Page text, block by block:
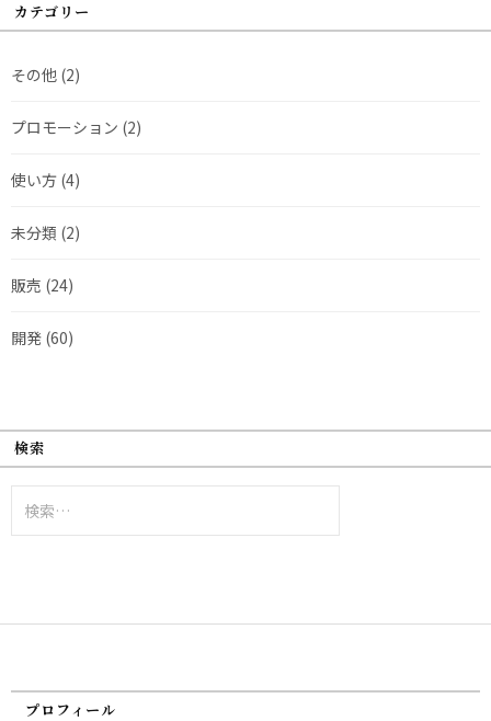
カテゴリー
その他 (2)
プロモーション (2)
使い方 (4)
未分類 (2)
販売 (24)
開発 (60)
検索
索:
プロフィール